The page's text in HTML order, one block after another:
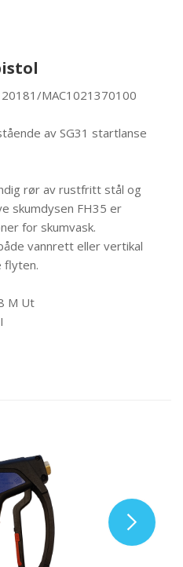
MAC1021370100
av SG31 startlanse
rør av rustfritt stål og
skumdysen FH35 er
for skumvask.
vannrett eller vertikal
flyten.
M Ut